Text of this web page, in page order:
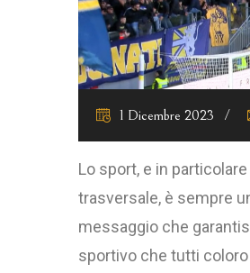
1 Dicembre 2023
Lo sport, e in
trasversale, è sempre
messaggio che
sportivo che tutti